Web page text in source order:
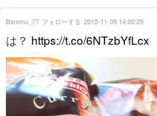
は？ https://t.co/6NTzbYfLcx
Baromu_77 フォローする 2015-11-09 14:00:29